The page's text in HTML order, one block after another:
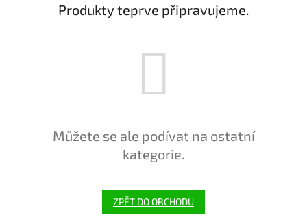
Produkty teprve připravujeme.
Můžete se ale podívat na ostatní
kategorie.
ZPĚT DO OBCHODU